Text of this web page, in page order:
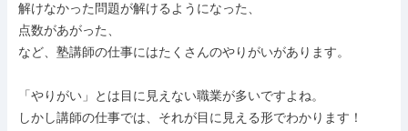
解けなかった問題が解けるようになった、
点数があがった、
など、塾講師の仕事にはたくさんのやりがいがあります。
「やりがい」とは目に見えない職業が多いですよね。
しかし講師の仕事では、それが目に見える形でわかります！